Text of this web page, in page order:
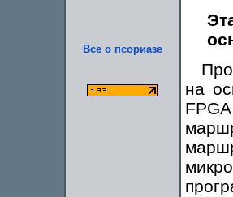
Все о псориазе
на